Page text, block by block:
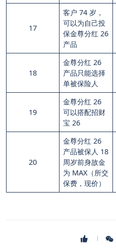
17
客户 74 岁，
可以为自己投
保金尊分红 26
产品
18
金尊分红 26
产品只能选择
单被保险人
19
金尊分红 26
可以搭配招财
宝 26
20
金尊分红 26
产品被保人 18
周岁前身故金
为 MAX（所交
保费，现价）